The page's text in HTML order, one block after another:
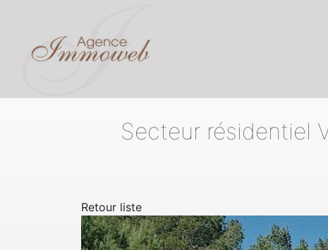
Secteur résidentiel
Retour liste